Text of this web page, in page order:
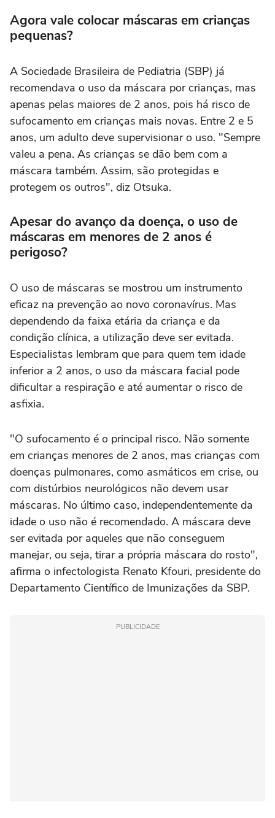
Agora vale colocar máscaras em crianças
pequenas?
A Sociedade Brasileira de Pediatria (SBP) já
recomendava o uso da máscara por crianças, mas
apenas pelas maiores de 2 anos, pois há risco de
sufocamento em crianças mais novas. Entre 2 e 5
anos, um adulto deve supervisionar o uso. "Sempre
valeu a pena. As crianças se dão bem com a
máscara também. Assim, são protegidas e
protegem os outros", diz Otsuka.
Apesar do avanço da doença, o uso de
máscaras em menores de 2 anos é
perigoso?
O uso de máscaras se mostrou um instrumento
eficaz na prevenção ao novo coronavírus. Mas
dependendo da faixa etária da criança e da
condição clínica, a utilização deve ser evitada.
Especialistas lembram que para quem tem idade
inferior a 2 anos, o uso da máscara facial pode
dificultar a respiração e até aumentar o risco de
asfixia.
"O sufocamento é o principal risco. Não somente
em crianças menores de 2 anos, mas crianças com
doenças pulmonares, como asmáticos em crise, ou
com distúrbios neurológicos não devem usar
máscaras. No último caso, independentemente da
idade o uso não é recomendado. A máscara deve
ser evitada por aqueles que não conseguem
manejar, ou seja, tirar a própria máscara do rosto",
afirma o infectologista Renato Kfouri, presidente do
Departamento Científico de Imunizações da SBP.
PUBLICIDADE